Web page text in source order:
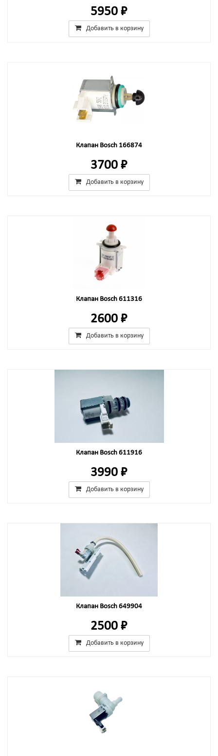
5950 ₽
Добавить в корзину
Клапан Bosch 166874
3700 ₽
Добавить в корзину
Клапан Bosch 611316
2600 ₽
Добавить в корзину
Клапан Bosch 611916
3990 ₽
Добавить в корзину
Клапан Bosch 649904
2500 ₽
Добавить в корзину